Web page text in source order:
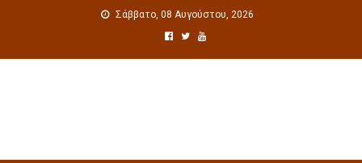
Σάββατο, 08 Αυγούστου, 2026